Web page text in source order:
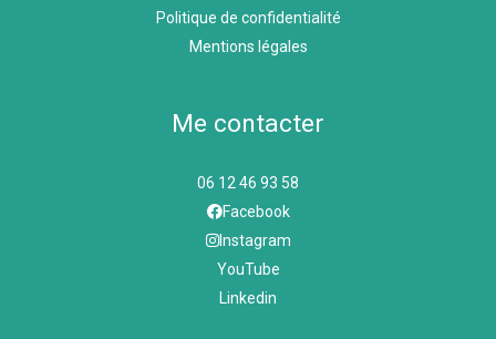
Politique de confidentialité
Mentions légales
Me contacter
06 12 46 93 58
Facebook
Instagram
YouTube
Linkedin